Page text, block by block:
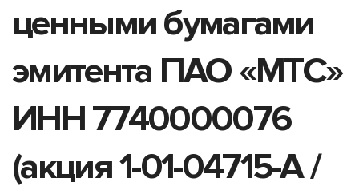
ценными бумагами
эмитента ПАО «МТС»
ИНН 7740000076
(акция 1-01-04715-A /